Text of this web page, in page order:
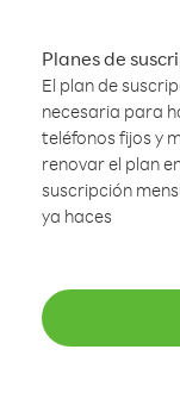
Planes de
El plan de
necesaria para
teléfonos fijos y
renovar el plan
suscripción
ya haces